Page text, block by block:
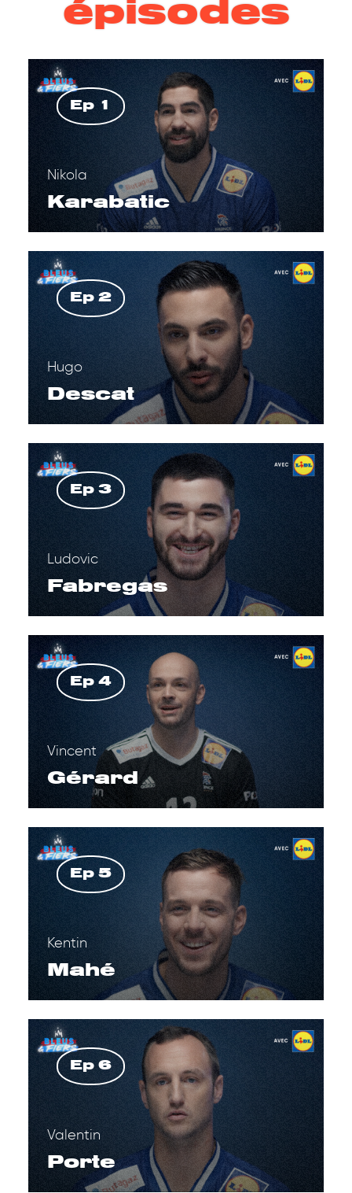
épisodes
Ep 1
Nikola
Karabatic
Ep 2
Hugo
Descat
Ep 3
Ludovic
Fabregas
Ep 4
Vincent
Gérard
Ep 5
Kentin
Mahé
Ep 6
Valentin
Porte